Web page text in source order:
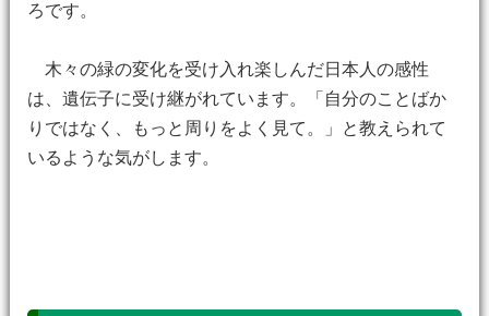
ろです。
木々の緑の変化を受け入れ楽しんだ日本人の感性
は、遺伝子に受け継がれています。「自分のことばか
りではなく、もっと周りをよく見て。」と教えられて
いるような気がします。